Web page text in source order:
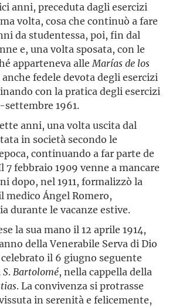
anni, preceduta dagli esercizi
volta, cosa che continuò a fare
da studentessa, poi, fin dal
e, una volta sposata, con le
apparteneva alleMaríasde los
anche fedele devota degli esercizi
con la pratica degli esercizi
1961.
anni, una volta uscita dal
in società secondo le
continuando a far parte de
7 febbraio 1909 venne a mancare
dopo, nel 1911, formalizzò la
medico Ángel Romero,
durante le vacanze estive.
la sua mano il 12 aprile 1914,
della Venerabile Serva di Dio
il 6 giugno seguente
S.Bartolomé, nella cappella della
. La convivenza si protrasse
in serenità e felicemente,